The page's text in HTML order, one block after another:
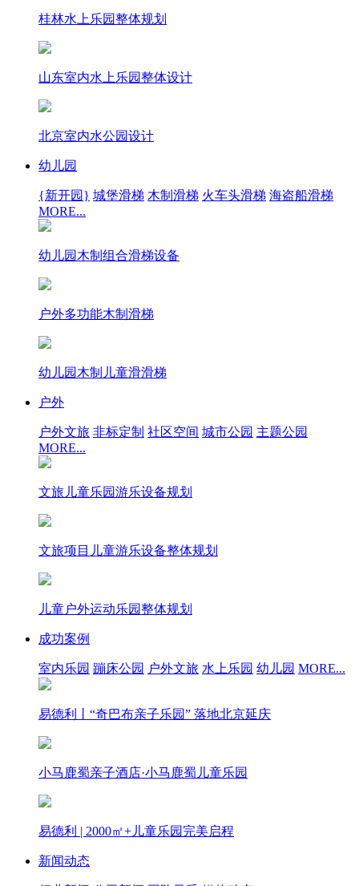
桂林水上乐园整体规划
山东室内水上乐园整体设计
北京室内水公园设计
幼儿园
{新开园} 城堡滑梯 木制滑梯 火车头滑梯 海盗船滑梯
MORE...
幼儿园木制组合滑梯设备
户外多功能木制滑梯
幼儿园木制儿童滑滑梯
户外
户外文旅 非标定制 社区空间 城市公园 主题公园
MORE...
文旅儿童乐园游乐设备规划
文旅项目儿童游乐设备整体规划
儿童户外运动乐园整体规划
成功案例
室内乐园 蹦床公园 户外文旅 水上乐园 幼儿园 MORE...
易德利丨“奇巴布亲子乐园” 落地北京延庆
小马鹿蜀亲子酒店·小马鹿蜀儿童乐园
易德利 | 2000㎡+儿童乐园完美启程
新闻动态